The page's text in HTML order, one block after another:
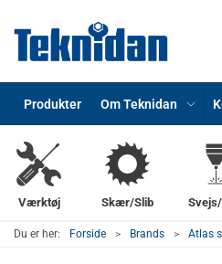
Produkter Om Teknidan
Værktøj Skær/Slib
Du er her: Forside Brands Atlas